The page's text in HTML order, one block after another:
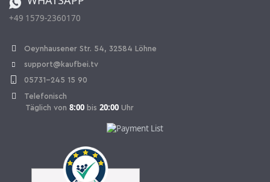
Vertrag widerrufen
+49 1579-2360170
Oeynhausener Str. 54, 32584 Löhne
support@kaufbei.tv
05731-245 15 90
Telefonisch
Täglich von 8:00 bis 20:00 Uhr